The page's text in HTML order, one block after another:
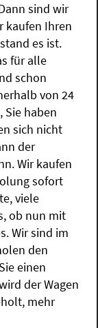
sind wir
kaufen Ihren
es ist.
für alle
schon
von 24
Sie haben
sich nicht
der
Wir kaufen
sofort
viele
ob nun mit
Wir sind im
den
einen
der Wagen
mehr